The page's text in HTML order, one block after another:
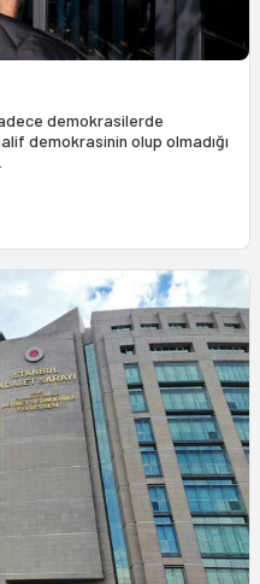
demokrasilerde
demokrasinin olup olmadığı